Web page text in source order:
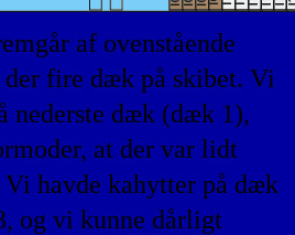
af ovenstående
der fire dæk på skibet. Vi
nederste dæk (dæk 1),
at der var lidt
havde kahytter på dæk
og vi kunne dårligt